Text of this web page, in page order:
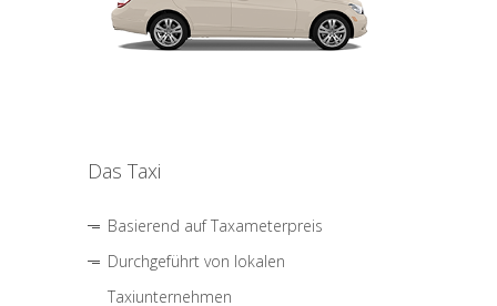
Das Taxi
Basierend auf Taxameterpreis
Durchgeführt von lokalen
Taxiunternehmen